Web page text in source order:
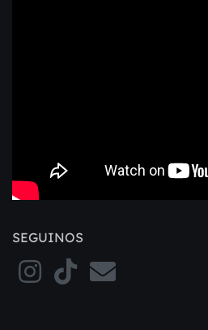
SEGUINOS